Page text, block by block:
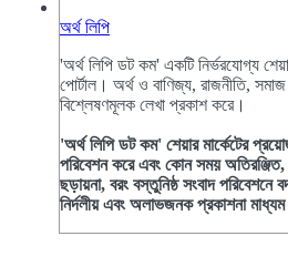
অর্থ লিপি
'অর্থ লিপি ডট কম' একটি নির্ভরযোগ্য
পোর্টাল। অর্থ ও বাণিজ্য, রাজনীতি,
বিশ্লেষণমূলক লেখা প্রকাশ করে।
'অর্থ লিপি ডট কম' শেয়ার মার্কেটের
পরিবেশন করে এবং কোন সময়
ছড়ায়না, বরং বস্তুনিষ্ঠ সংবাদ পরিবেশনে
নির্দলীয় এবং অলাভজনক প্রকাশনা